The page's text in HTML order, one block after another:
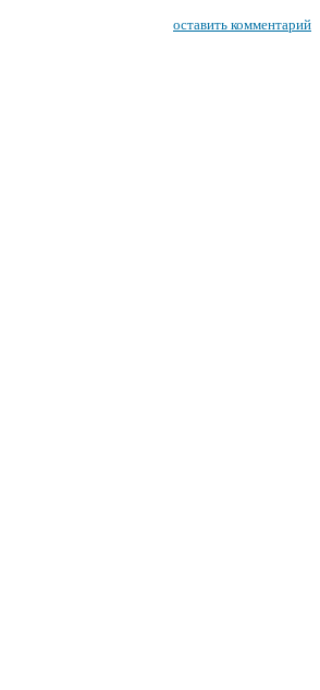
оставить комментарий